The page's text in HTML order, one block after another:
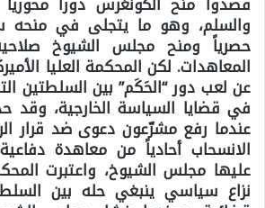
والسلم، وهو ما يتجلى في منحه
حصرياً ومنح مجلس الشيوخ
المعاهدات. لكن المحكمة العليا
عن لعب دور “الحَكَم” بين السلطتين
عندما رفع مشرّعون دعوى ضد قرار
الانسحاب أحادياً من معاهدة
عليها مجلس الشيوخ، واعتبرت
نزاع سياسي ينبغي حله بين